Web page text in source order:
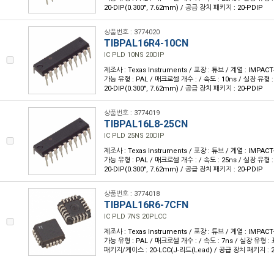
20-DIP(0.300", 7.62mm) / 공급 장치 패키지 : 20-PDIP
상품번호 : 3774020
TIBPAL16R4-10CN
IC PLD 10NS 20DIP
제조사 : Texas Instruments / 포장 : 튜브 / 계열 :
가능 유형 : PAL / 매크로셀 개수 : / 속도 : 10ns / 실장 유형
20-DIP(0.300", 7.62mm) / 공급 장치 패키지 : 20-PDIP
상품번호 : 3774019
TIBPAL16L8-25CN
IC PLD 25NS 20DIP
제조사 : Texas Instruments / 포장 : 튜브 / 계열 :
가능 유형 : PAL / 매크로셀 개수 : / 속도 : 25ns / 실장 유형
20-DIP(0.300", 7.62mm) / 공급 장치 패키지 : 20-PDIP
상품번호 : 3774018
TIBPAL16R6-7CFN
IC PLD 7NS 20PLCC
제조사 : Texas Instruments / 포장 : 튜브 / 계열 :
가능 유형 : PAL / 매크로셀 개수 : / 속도 : 7ns / 실장 유형 :
패키지/케이스 : 20-LCC(J-리드(Lead) / 공급 장치 패키지 :